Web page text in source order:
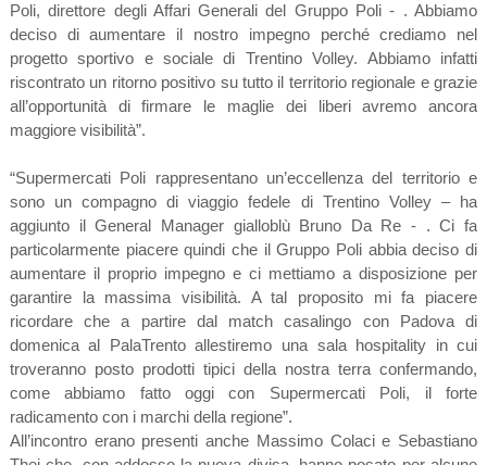
Poli, direttore degli Affari Generali del Gruppo Poli - . Abbiamo
deciso di aumentare il nostro impegno perché crediamo nel
progetto sportivo e sociale di Trentino Volley. Abbiamo infatti
riscontrato un ritorno positivo su tutto il territorio regionale e grazie
all’opportunità di firmare le maglie dei liberi avremo ancora
maggiore visibilità”.
“Supermercati Poli rappresentano un’eccellenza del territorio e
sono un compagno di viaggio fedele di Trentino Volley – ha
aggiunto il General Manager gialloblù Bruno Da Re - . Ci fa
particolarmente piacere quindi che il Gruppo Poli abbia deciso di
aumentare il proprio impegno e ci mettiamo a disposizione per
garantire la massima visibilità. A tal proposito mi fa piacere
ricordare che a partire dal match casalingo con Padova di
domenica al PalaTrento allestiremo una sala hospitality in cui
troveranno posto prodotti tipici della nostra terra confermando,
come abbiamo fatto oggi con Supermercati Poli, il forte
radicamento con i marchi della regione”.
All’incontro erano presenti anche Massimo Colaci e Sebastiano